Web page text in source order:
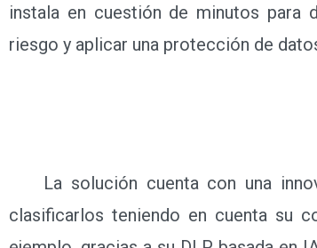
instala en cuestión de minutos para
riesgo y aplicar una protección de
La solución cuenta con una
clasificarlos teniendo en cuenta su